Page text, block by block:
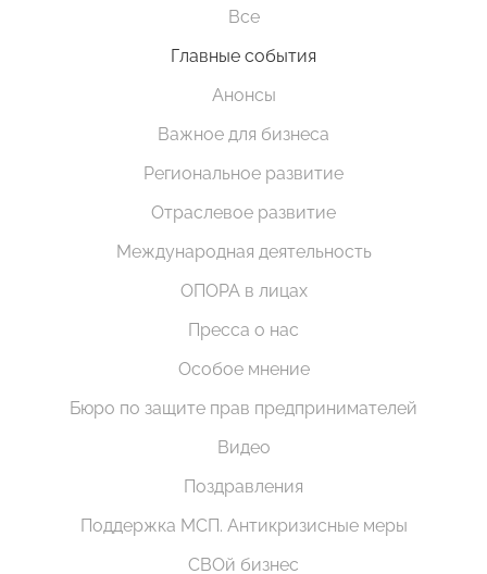
Все
Главные события
Анонсы
Важное для бизнеса
Региональное развитие
Отраслевое развитие
Международная деятельность
ОПОРА в лицах
Пресса о нас
Особое мнение
Бюро по защите прав предпринимателей
Видео
Поздравления
Поддержка МСП. Антикризисные меры
СВОй бизнес